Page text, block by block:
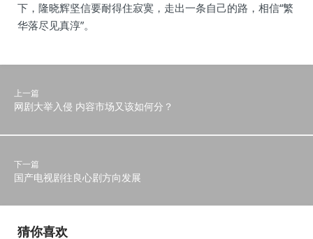
下，隆晓辉坚信要耐得住寂寞，走出一条自己的路，相信“繁
华落尽见真淳”。
上一篇
网剧大举入侵 内容市场又该如何分？
下一篇
国产电视剧往良心剧方向发展
猜你喜欢